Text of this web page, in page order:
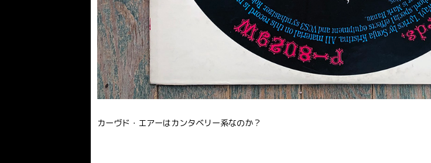
カーヴド・エアーはカンタベリー系なのか？